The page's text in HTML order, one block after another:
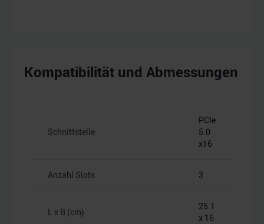
Kompatibilität und Abmessungen
Schnittstelle
PCIe
5.0
x16
Anzahl Slots 3
L x B (cm)
25.1
x 16